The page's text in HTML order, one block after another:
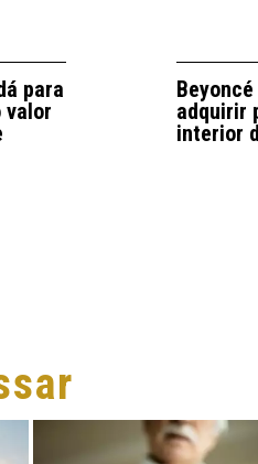
para
valor
adquirir
interior